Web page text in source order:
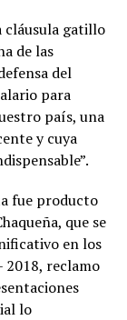
cláusula gatillo
de las
del
para
país, una
y cuya
fue producto
que se
en los
2018, reclamo
lo